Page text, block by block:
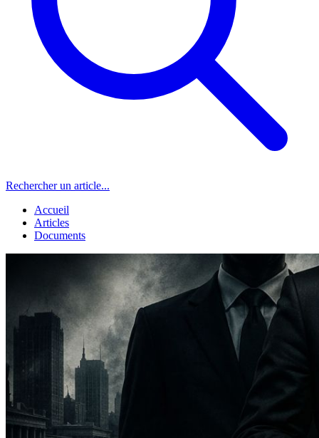
Rechercher un article...
Accueil
Articles
Documents